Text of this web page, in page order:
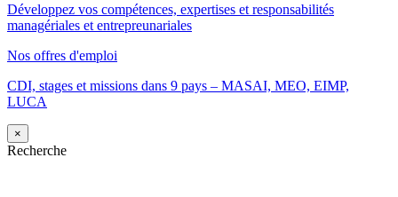
Développez vos compétences, expertises et responsabilités
managériales et entrepreunariales
Nos offres d'emploi
CDI, stages et missions dans 9 pays – MASAI, MEO, EIMP,
LUCA
×
Recherche